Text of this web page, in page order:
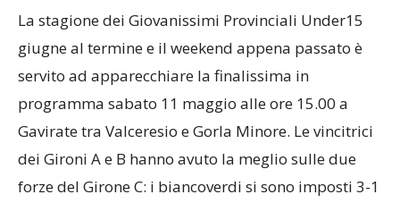
La stagione dei Giovanissimi Provinciali Under15
giugne al termine e il weekend appena passato è
servito ad apparecchiare la finalissima in
programma sabato 11 maggio alle ore 15.00 a
Gavirate tra Valceresio e Gorla Minore. Le vincitrici
dei Gironi A e B hanno avuto la meglio sulle due
forze del Girone C: i biancoverdi si sono imposti 3-1